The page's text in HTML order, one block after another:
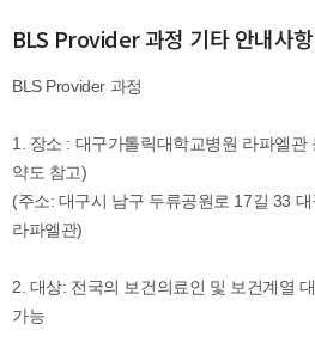
BLS Provider 과정 기타 안내사항